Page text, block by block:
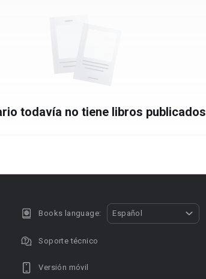
todavía no tiene libros publicados
Books language: Español
Soporte técnico
Versión móvil